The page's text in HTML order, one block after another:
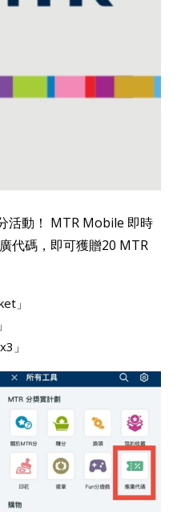
活動！ MTR Mobile 即時
代碼，即可獲贈20 MTR
」
」